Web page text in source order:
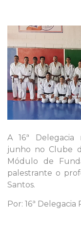
A 16ª
junho no Clube
Módulo de
palestrante o
Santos.
Por: 16ª Delegacia